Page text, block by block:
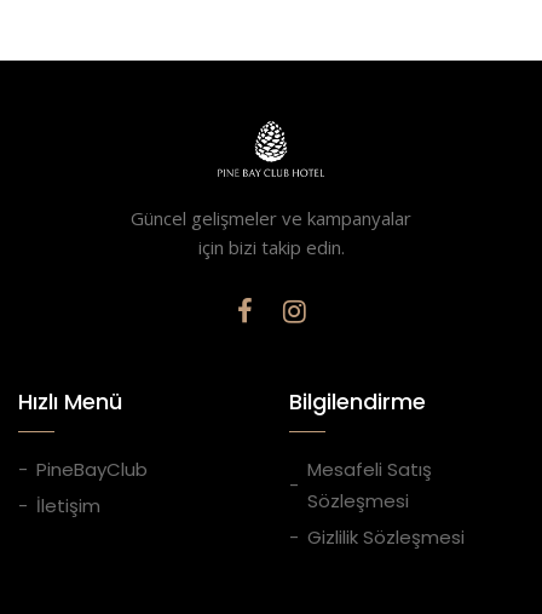
Güncel gelişmeler ve kampanyalar
için bizi takip edin.
Hızlı Menü
PineBayClub
İletişim
Bilgilendirme
Mesafeli Satış
Sözleşmesi
Gizlilik Sözleşmesi